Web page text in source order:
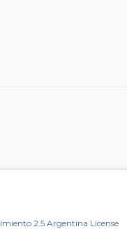
2.5 Argentina License